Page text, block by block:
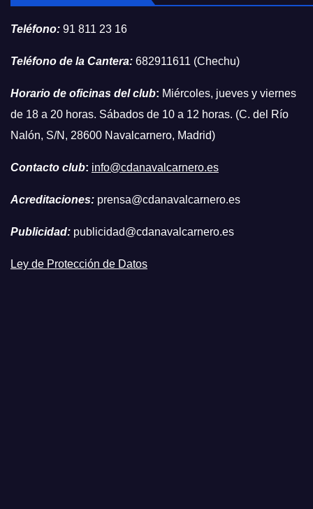
Teléfono: 91 811 23 16
Teléfono de la Cantera: 682911611 (Chechu)
Horario de oficinas del club: Miércoles, jueves y viernes
de 18 a 20 horas. Sábados de 10 a 12 horas. (C. del Río
Nalón, S/N, 28600 Navalcarnero, Madrid)
Contacto club: info@cdanavalcarnero.es
Acreditaciones: prensa@cdanavalcarnero.es
Publicidad: publicidad@cdanavalcarnero.es
Ley de Protección de Datos